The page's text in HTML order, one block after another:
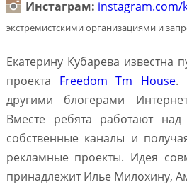
Инстаграм: instagram.com/
экстремистскими организациями и
Екатерину Кубарева известна
проекта Freedom Tm House.
другими блогерами
Вместе ребята работают над
собственные каналы и
рекламные проекты. Идея
принадлежит Илье Милохину,